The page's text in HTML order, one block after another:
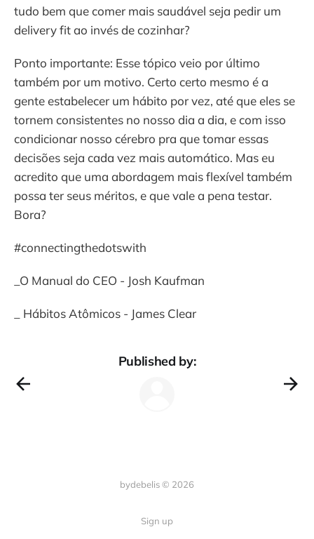
tudo bem que comer mais saudável seja pedir um
delivery fit ao invés de cozinhar?
Ponto importante: Esse tópico veio por último
também por um motivo. Certo certo mesmo é a
gente estabelecer um hábito por vez, até que eles se
tornem consistentes no nosso dia a dia, e com isso
condicionar nosso cérebro pra que tomar essas
decisões seja cada vez mais automático. Mas eu
acredito que uma abordagem mais flexível também
possa ter seus méritos, e que vale a pena testar.
Bora?
#connectingthedotswith
_O Manual do CEO - Josh Kaufman
_ Hábitos Atômicos - James Clear
Published by:
bydebelis © 2026
Sign up